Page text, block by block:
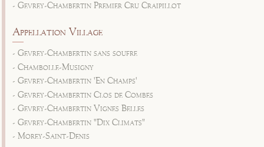
- Gevrey-Chambertin Premier Cru Craipillot
Appellation Village
- Gevrey-Chambertin sans soufre
- Chambolle-Musigny
- Gevrey-Chambertin 'En Champs'
- Gevrey-Chambertin Clos de Combes
- Gevrey-Chambertin Vignes Belles
- Gevrey-Chambertin "Dix Climats"
- Morey-Saint-Denis